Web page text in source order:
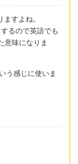
すよね。
るので英語でも
意味になりま
う感じに使いま